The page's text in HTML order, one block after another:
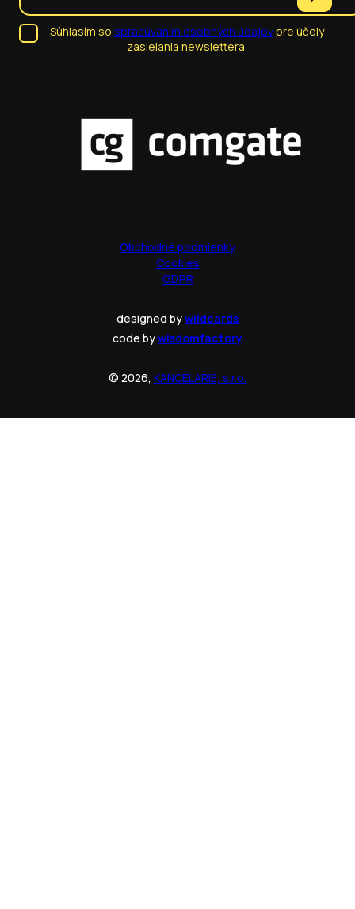
Súhlasím so spracúvaním osobných údajovpre účely
zasielania newslettera.
Obchodné podmienky
Cookies
GDPR
designed bywildcards
code bywisdomfactory
© 2026, KANCELARIE, s.r.o.